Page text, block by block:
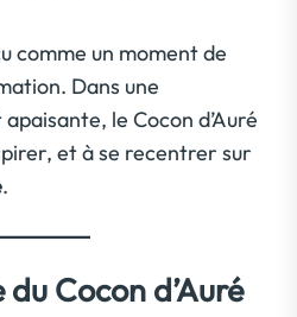
comme un moment de
Dans une
le Cocon d’Auré
et à se recentrer sur
.
Cocon d’Auré